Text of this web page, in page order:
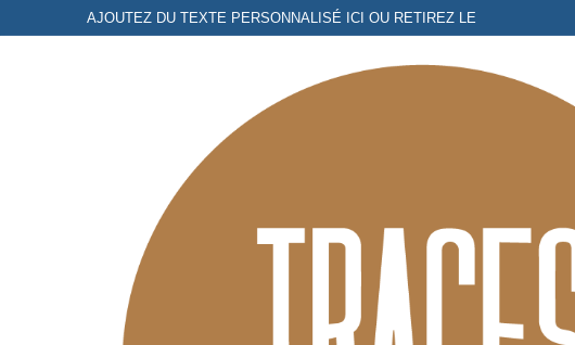
au
AJOUTEZ DU TEXTE PERSONNALISÉ ICI OU RETIREZ LE